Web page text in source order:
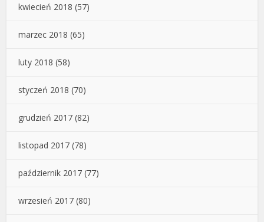
kwiecień 2018 (57)
marzec 2018 (65)
luty 2018 (58)
styczeń 2018 (70)
grudzień 2017 (82)
listopad 2017 (78)
październik 2017 (77)
wrzesień 2017 (80)